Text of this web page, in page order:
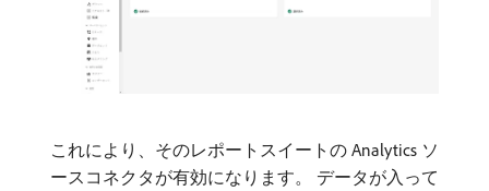
これにより、そのレポートスイートの Analytics ソ
ースコネクタが有効になります。 データが入って